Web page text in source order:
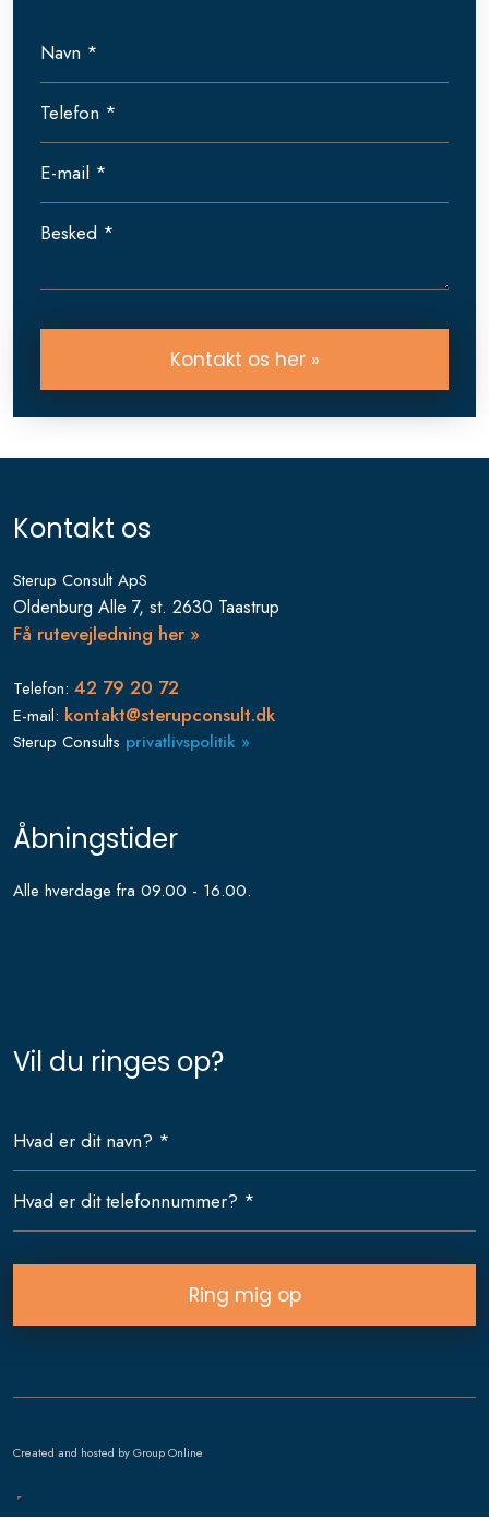
Kontakt os
​Sterup Consult ApS
Oldenburg Alle 7, st. 2630 Taastrup
Få rutevejledning her »​
Telefon:42 79 20 72
E-mail: kontakt@sterupconsult.dk
Sterup Consults privatlivspolitik »
Åbningstider
Alle hverdage fra 09.00 - 16.00.
Vil du ringes op?
Created and hosted by Group Online